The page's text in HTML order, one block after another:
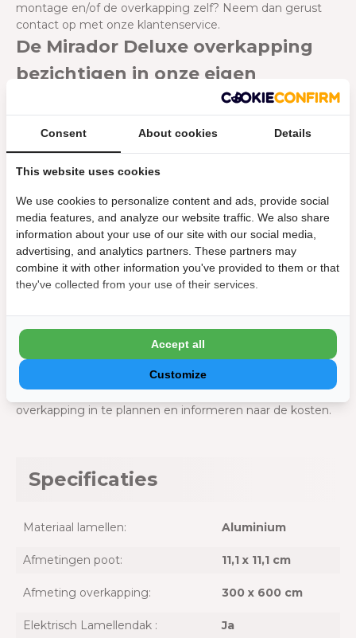
montage en/of de overkapping zelf? Neem dan gerust
contact op met onze klantenservice.
De Mirador Deluxe overkapping
bezichtigen in onze eigen
Het is mogelijk om onze Mirador Deluxe overkappingen in
eigen ogen de verschillen tussen de overkappingen
vragen te beantwoorden. Voor meer informatie of voor
het maken van een afspraak kan je contact opnemen met
onze klantenservice.
Laten monteren van de
overkapping
mogelijk! We beschikken over gekwalificeerde monteurs
om ervoor te zorgen dat de installatie veilig en
betrouwbaar verloopt. Zodra je jouw bestelling hebt
geplaatst, kun je contact opnemen met onze
klantenservice om de installatie van jouw Orion Deluxe
overkapping in te plannen en informeren naar de kosten.
Specificaties
Materiaal lamellen: Aluminium
Afmetingen poot: 11,1 x 11,1 cm
Afmeting overkapping: 300 x 600 cm
Elektrisch Lamellendak : Ja
Consent About cookies Details
This website uses cookies
We use cookies to personalize content and ads, provide social
media features, and analyze our website traffic. We also share
information about your use of our site with our social media,
advertising, and analytics partners. These partners may
combine it with other information you've provided to them or that
they've collected from your use of their services.
Customize
Accept all